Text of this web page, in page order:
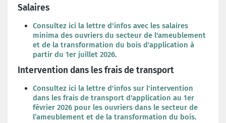
Salaires
Consultez ici la lettre d'infos avec les salaires
minima des ouvriers du secteur de l'ameublement
et de la transformation du bois d'application à
partir du 1er juillet 2026.
Intervention dans les frais de transport
Consultez ici la lettre d'infos sur l'intervention
dans les frais de transport d'application au 1er
février 2026 pour les ouvriers dans le secteur de
l’ameublement et de la transformation du bois.